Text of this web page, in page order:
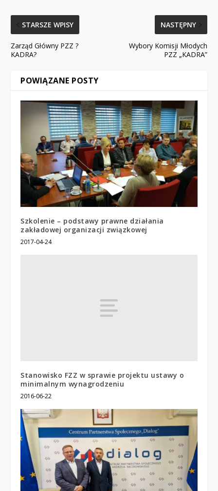
STARSZE WPISY
Zarząd Główny PZZ ?
KADRA?
NASTĘPNY
Wybory Komisji Młodych
PZZ „KADRA”
POWIĄZANE POSTY
Szkolenie – podstawy prawne działania
zakładowej organizacji związkowej
2017-04-24
Stanowisko FZZ w sprawie projektu ustawy o
minimalnym wynagrodzeniu
2016-06-22